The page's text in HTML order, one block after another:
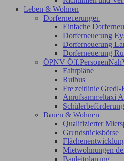
Leben & Wohnen
Dorferneuerungen
Einfache
Dorferneuerung
Dorferneuerung
Dorferneuerung
ÖPNV
Fahrpläne
Rufbus
Freizeitlinie Gredl-
Anrufsammeltaxi
Schülerbeförderung
Bauen & Wohnen
Qualifizierter
Grundstücksbörse
Mietwohnungen
Bauleitplanung